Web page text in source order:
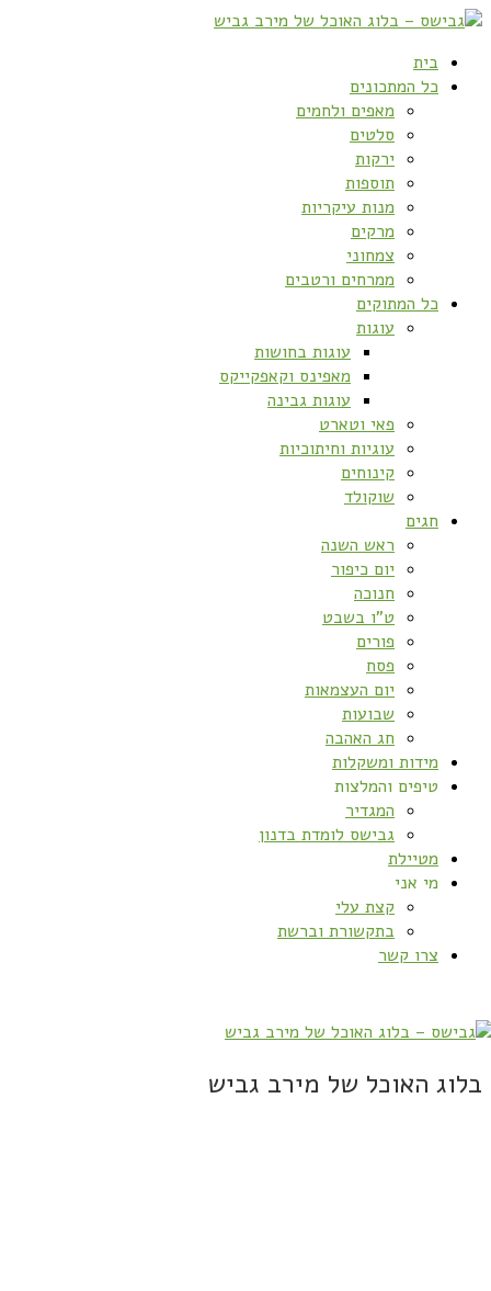
בית
כל המתכונים
מאפים ולחמים
סלטים
ירקות
תוספות
מנות עיקריות
מרקים
צמחוני
ממרחים ורטבים
כל המתוקים
עוגות
עוגות בחושות
מאפינס וקאפקייקס
עוגות גבינה
פאי וטארט
עוגיות וחיתוכיות
קינוחים
שוקולד
חגים
ראש השנה
יום כיפור
חנוכה
ט”ו בשבט
פורים
פסח
יום העצמאות
שבועות
חג האהבה
מידות ומשקלות
טיפים והמלצות
המגדיר
גבישס לומדת בדנון
מטיילת
מי אני
קצת עלי
בתקשורת וברשת
צרו קשר
בלוג האוכל של מירב גביש